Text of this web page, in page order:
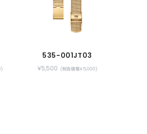
535-001JT03
￥5,500 (税抜価格￥5,000)